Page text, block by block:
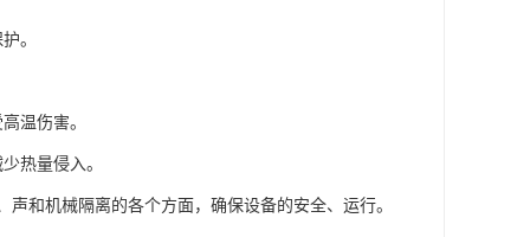
。
温伤害。
热量侵入。
和机械隔离的各个方面，确保设备的安全、运行。